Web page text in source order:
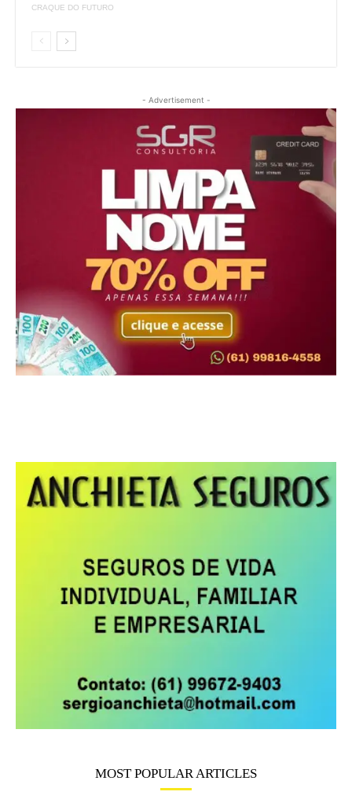
CRAQUE DO FUTURO
- Advertisement -
MOST POPULAR ARTICLES